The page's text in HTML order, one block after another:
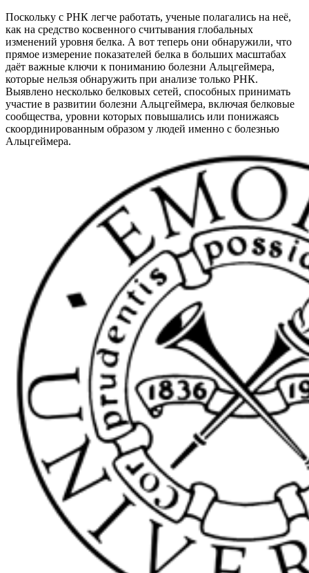
Поскольку с РНК легче работать, ученые полагались на неё,
как на средство косвенного считывания глобальных
изменений уровня белка. А вот теперь они обнаружили, что
прямое измерение показателей белка в больших масштабах
даёт важные ключи к пониманию болезни Альцгеймера,
которые нельзя обнаружить при анализе только РНК.
Выявлено несколько белковых сетей, способных принимать
участие в развитии болезни Альцгеймера, включая белковые
сообщества, уровни которых повышались или понижаясь
скоординированным образом у людей именно с болезнью
Альцгеймера.